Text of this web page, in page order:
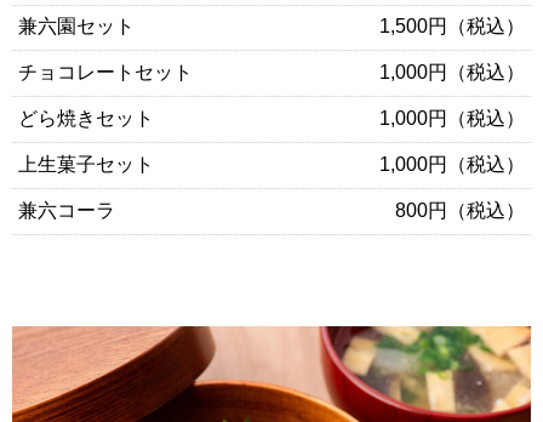
兼六園セット 1,500円（税込）
チョコレートセット 1,000円（税込）
どら焼きセット 1,000円（税込）
上生菓子セット 1,000円（税込）
兼六コーラ 800円（税込）